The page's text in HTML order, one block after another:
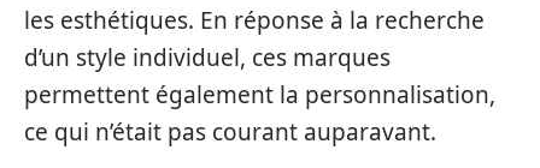
les esthétiques. En réponse à la recherche
d’un style individuel, ces marques
permettent également la personnalisation,
ce qui n’était pas courant auparavant.